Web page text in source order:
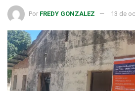
Por FREDY GONZALEZ 13 de